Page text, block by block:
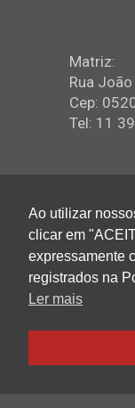
Matriz:
Rua
Cep:
Tel: 11
2022 ©
Ao utilizar
clicar em
expressamente
registrados na
Ler mais